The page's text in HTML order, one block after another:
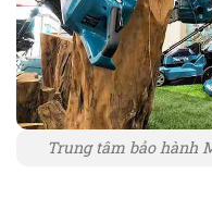
Trung tâm bảo hành